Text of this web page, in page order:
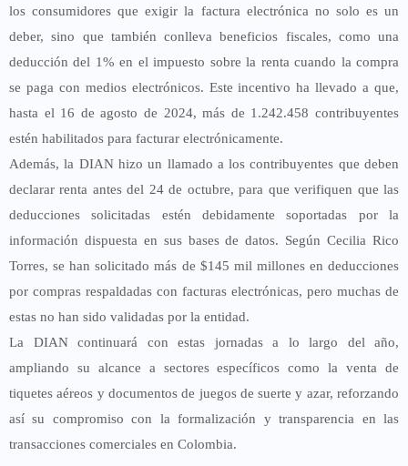
los consumidores que exigir la factura electrónica no solo es un
deber, sino que también conlleva beneficios fiscales, como una
deducción del 1% en el impuesto sobre la renta cuando la compra
se paga con medios electrónicos. Este incentivo ha llevado a que,
hasta el 16 de agosto de 2024, más de 1.242.458 contribuyentes
estén habilitados para facturar electrónicamente.
Además, la DIAN hizo un llamado a los contribuyentes que deben
declarar renta antes del 24 de octubre, para que verifiquen que las
deducciones solicitadas estén debidamente soportadas por la
información dispuesta en sus bases de datos. Según Cecilia Rico
Torres, se han solicitado más de $145 mil millones en deducciones
por compras respaldadas con facturas electrónicas, pero muchas de
estas no han sido validadas por la entidad.
La DIAN continuará con estas jornadas a lo largo del año,
ampliando su alcance a sectores específicos como la venta de
tiquetes aéreos y documentos de juegos de suerte y azar, reforzando
así su compromiso con la formalización y transparencia en las
transacciones comerciales en Colombia.